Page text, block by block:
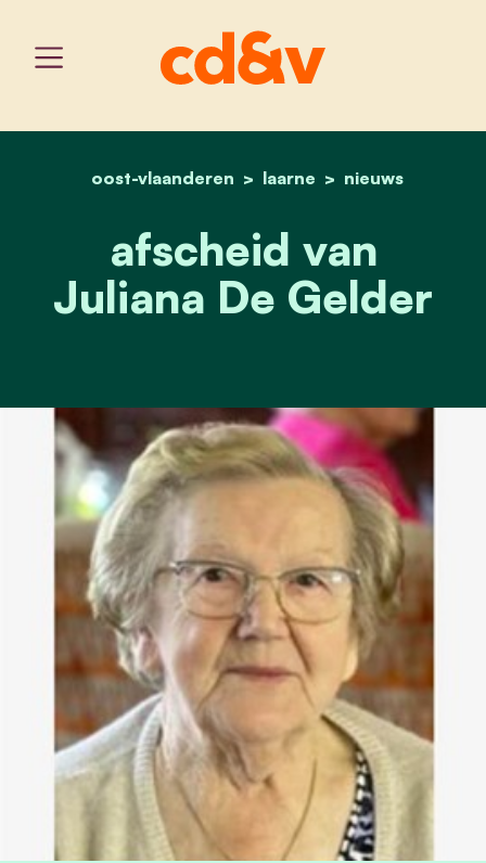
home
oost-vlaanderen laarne nieuws
afscheid van juliana de
afscheid van
Juliana De Gelder